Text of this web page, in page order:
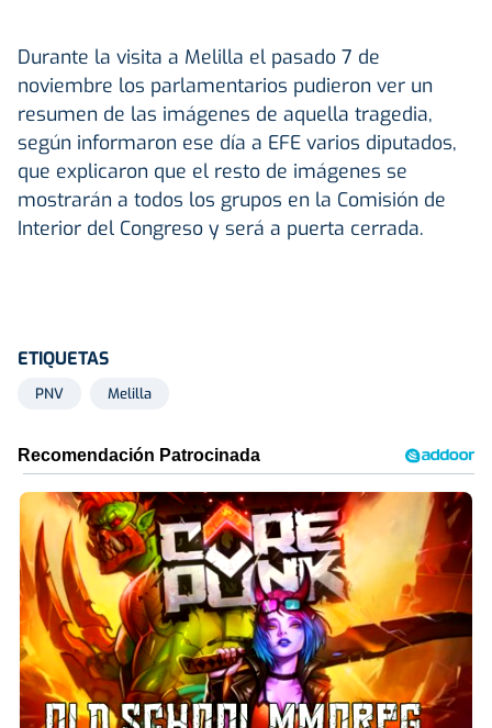
Durante la visita a Melilla el pasado 7 de
noviembre los parlamentarios pudieron ver un
resumen de las imágenes de aquella tragedia,
según informaron ese día a EFE varios diputados,
que explicaron que el resto de imágenes se
mostrarán a todos los grupos en la Comisión de
Interior del Congreso y será a puerta cerrada.
ETIQUETAS
PNV Melilla